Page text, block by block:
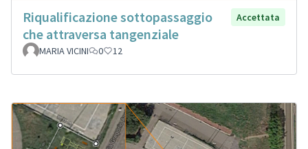
Riqualificazione sottopassaggio
che attraversa tangenziale
Accettata
MARIA VICINI 0 12